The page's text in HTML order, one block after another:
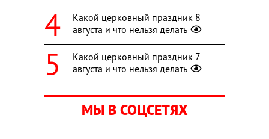
Какой церковный праздник 8
августа и что нельзя делать
Какой церковный праздник 7
августа и что нельзя делать
МЫ В СОЦСЕТЯХ